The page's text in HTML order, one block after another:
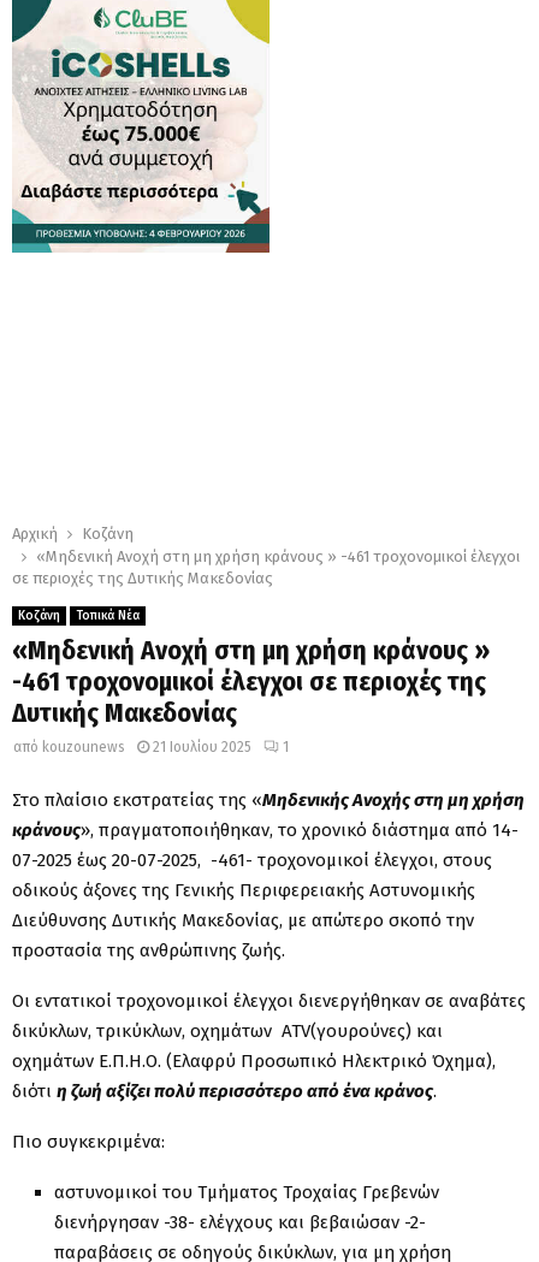
Αρχική
Κοζάνη
«Μηδενική Ανοχή στη μη χρήση κράνους » -461 τροχονομικοί έλεγχοι
σε περιοχές της Δυτικής Μακεδονίας
Κοζάνη Τοπικά Νέα
«Μηδενική Ανοχή στη μη χρήση κράνους »
-461 τροχονομικοί έλεγχοι σε περιοχές της
Δυτικής Μακεδονίας
από kouzounews 21 Ιουλίου 2025 1
Στο πλαίσιο εκστρατείας της «Μηδενικής Ανοχής στη μη χρήση
κράνους», πραγματοποιήθηκαν, το χρονικό διάστημα από 14-
07-2025 έως 20-07-2025, -461- τροχονομικοί έλεγχοι, στους
οδικούς άξονες της Γενικής Περιφερειακής Αστυνομικής
Διεύθυνσης Δυτικής Μακεδονίας, με απώτερο σκοπό την
προστασία της ανθρώπινης ζωής.
Οι εντατικοί τροχονομικοί έλεγχοι διενεργήθηκαν σε αναβάτες
δικύκλων, τρικύκλων, οχημάτων ATV(γουρούνες) και
οχημάτων Ε.Π.Η.Ο. (Ελαφρύ Προσωπικό Ηλεκτρικό Όχημα),
διότι η ζωή αξίζει πολύ περισσότερο από ένα κράνος.
Πιο συγκεκριμένα:
αστυνομικοί του Τμήματος Τροχαίας Γρεβενών
διενήργησαν -38- ελέγχους και βεβαιώσαν -2-
παραβάσεις σε οδηγούς δικύκλων, για μη χρήση